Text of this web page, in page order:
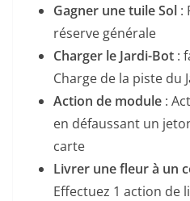
Gagner une tuile Sol :
réserve générale
Charger le Jardi-Bot :
Charge de la piste du
Action de module :
en défaussant un
carte
Livrer une fleur à un
Effectuez 1 action de